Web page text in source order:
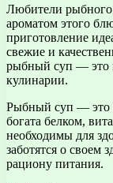
Любители рыбного
ароматом этого
приготовление
свежие и
рыбный суп — это
кулинарии.
Рыбный суп — это
богата белком,
необходимы для
заботятся о своем
рациону питания.